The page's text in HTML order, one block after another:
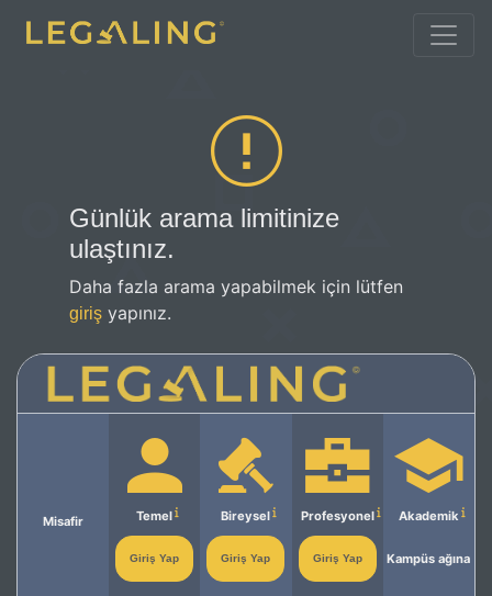
Günlük arama limitinize
ulaştınız.
Daha fazla arama yapabilmek için lütfen
giriş yapınız.
Misafir Temel
Giriş Yap
Bireysel
Giriş Yap
Profesyonel
Giriş Yap
Akademik
Kampüs ağına